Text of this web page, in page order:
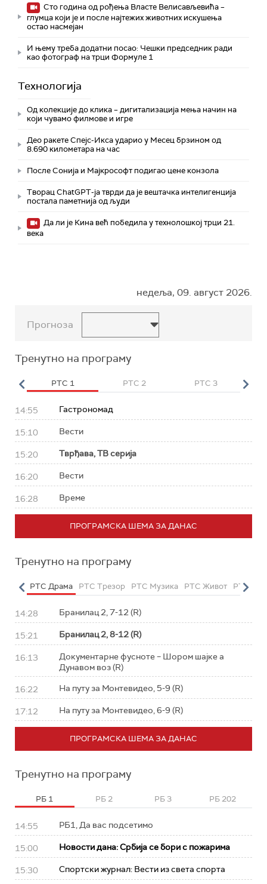
Сто година од рођења Власте Велисављевића –
глумца који је и после најтежих животних искушења
остао насмејан
И њему треба додатни посао: Чешки председник ради
као фотограф на трци Формуле 1
Технологијa
Од колекције до клика – дигитализација мења начин на
који чувамо филмове и игре
Део ракете Спејс-Икса ударио у Месец брзином од
8.690 километара на час
После Сонија и Мајкрософт подигао цене конзола
Творац ChatGPT-ја тврди да је вештачка интелигенција
постала паметнија од људи
Да ли је Кина већ победила у технолошкој трци 21.
века
недеља, 09. август 2026.
Прогноза
Тренутно на програму
РТС 1 РТС 2 РТС 3
14:55 Гастрономад
15:10 Вести
15:20 Тврђава, ТВ серија
16:20 Вести
16:28 Време
ПРОГРАМСКА ШЕМА ЗА ДАНАС
Тренутно на програму
РТС Драма РТС Трезор РТС Музика РТС Живот РТС
14:28 Бранилац 2, 7-12 (R)
15:21 Бранилац 2, 8-12 (R)
16:13
Документарне фусноте – Шором шајке а
Дунавом воз (R)
16:22 На путу за Монтевидео, 5-9 (R)
17:12 На путу за Монтевидео, 6-9 (R)
ПРОГРАМСКА ШЕМА ЗА ДАНАС
Тренутно на програму
РБ 1 РБ 2 РБ 3 РБ 202
14:55 РБ1, Да вас подсетимо
15:00 Новости дана: Србија се бори с пожарима
15:30 Спортски журнал: Вести из света спорта